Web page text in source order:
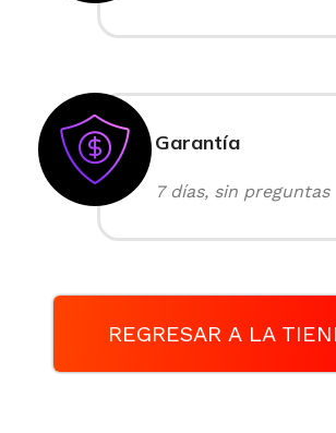
Garantía
7 días, sin preguntas
REGRESAR A LA